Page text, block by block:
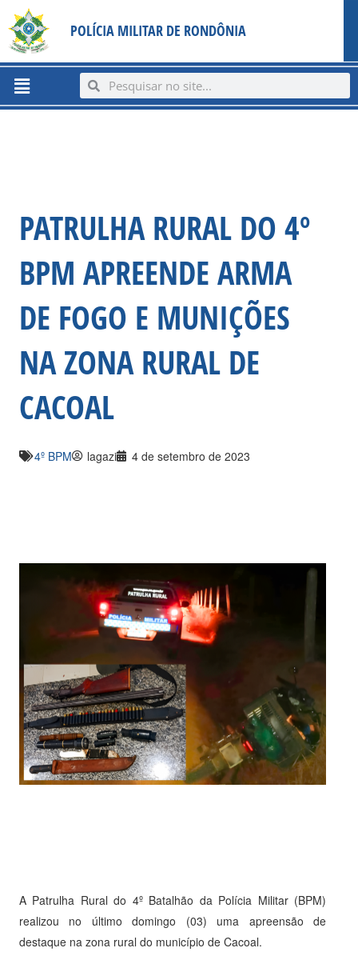
content
para
conteúdo
POLÍCIA MILITAR DE RONDÔNIA
Menu SearchSearch
PATRULHA RURAL DO 4º
BPM APREENDE ARMA
DE FOGO E MUNIÇÕES
NA ZONA RURAL DE
CACOAL
4º BPM lagazi 4 de setembro de 2023
A Patrulha Rural do 4º Batalhão da Polícia Militar (BPM)
realizou no último domingo (03) uma apreensão de
destaque na zona rural do município de Cacoal.